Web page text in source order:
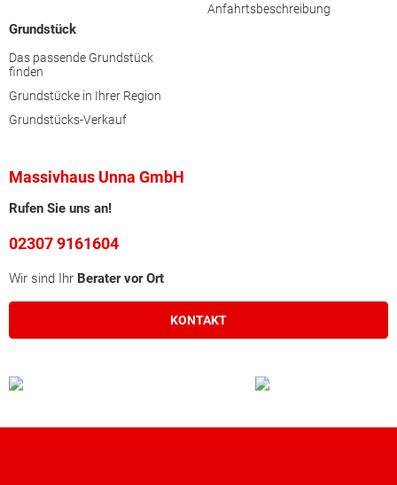
Grundstück
Das passende Grundstück
finden
Grundstücke in Ihrer Region
Grundstücks-Verkauf
Anfahrtsbeschreibung
Massivhaus Unna GmbH
Rufen Sie uns an!
02307 9161604
Wir sind Ihr Berater vor Ort
KONTAKT